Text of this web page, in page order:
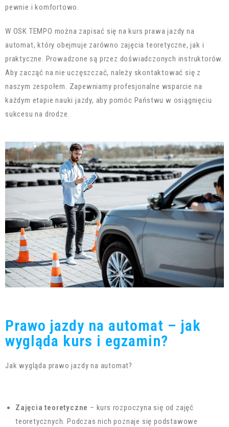
pewnie i komfortowo.
W OSK TEMPO można zapisać się na kurs prawa jazdy na
automat, który obejmuje zarówno zajęcia teoretyczne, jak i
praktyczne. Prowadzone są przez doświadczonych instruktorów.
Aby zacząć na nie uczęszczać, należy skontaktować się z
naszym zespołem. Zapewniamy profesjonalne wsparcie na
każdym etapie nauki jazdy, aby pomóc Państwu w osiągnięciu
sukcesu na drodze.
Prawo jazdy na automat – jak
wygląda kurs i egzamin?
Jak wygląda prawo jazdy na automat?
Zajęcia teoretyczne – kurs rozpoczyna się od zajęć
teoretycznych. Podczas nich poznaje się podstawowe